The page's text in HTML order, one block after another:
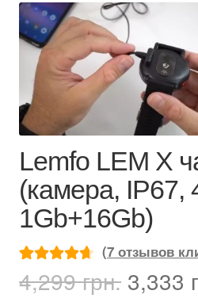
Lemfo LEM X
(камера, IP67,
1Gb+16Gb)
Рейтинг
4.71из 5 на
7
(7отзывов
4,299грн. 3,333